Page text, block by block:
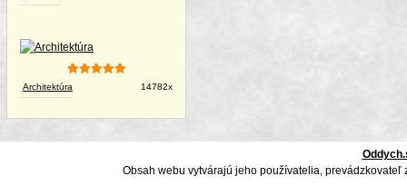
Architektúra 14782x
Obsah webu vytvárajú jeho používatelia,